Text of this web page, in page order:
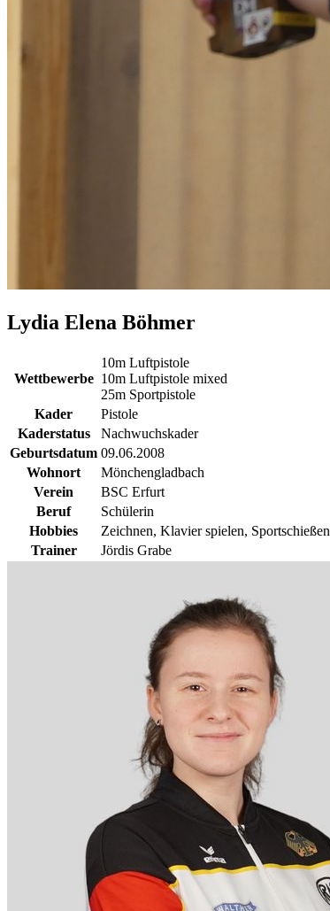
Lydia Elena Böhmer
Wettbewerbe
10m Luftpistole
10m Luftpistole mixed
25m Sportpistole
Kader
Pistole
Kaderstatus
Nachwuchskader
Geburtsdatum 09.06.2008
Wohnort
Mönchengladbach
Verein
BSC Erfurt
Beruf
Schülerin
Hobbies
Zeichnen, Klavier spielen, Sportschießen
Trainer
Jördis Grabe